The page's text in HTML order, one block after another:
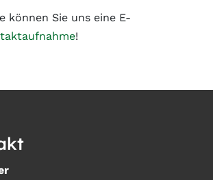
können Sie uns eine E-
!